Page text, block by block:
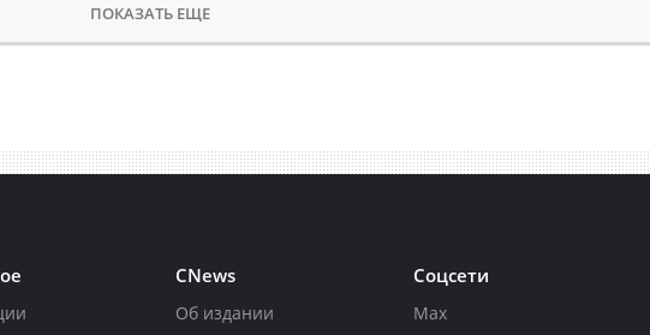
ПОКАЗАТЬ ЕЩЕ
CNews
Об издании
Соцсети
Max